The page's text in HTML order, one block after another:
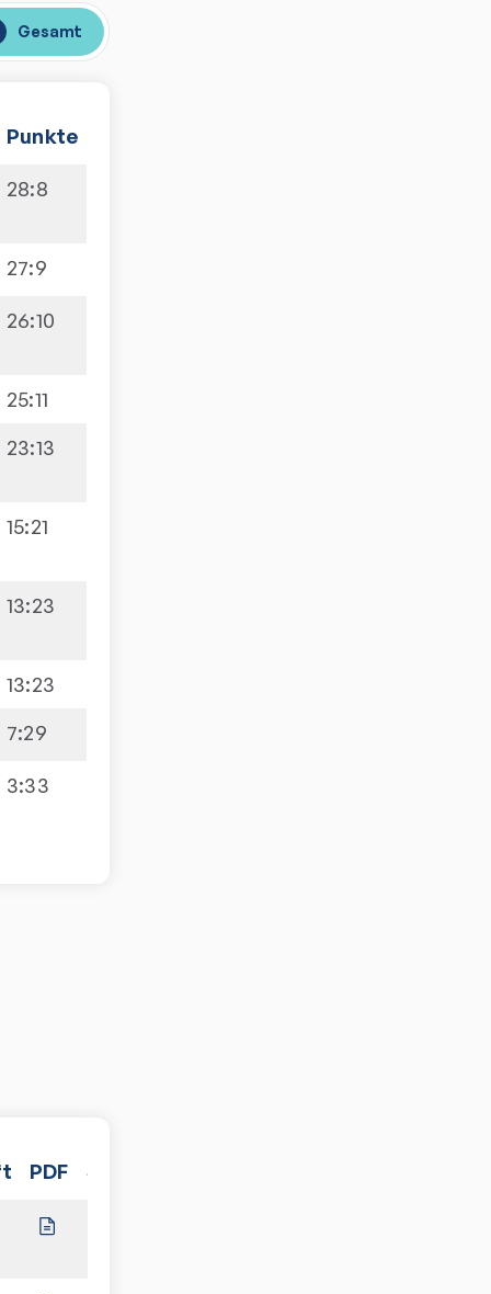
Gesamt
Punkte
28:8
27:9
26:10
25:11
23:13
15:21
13:23
13:23
7:29
3:33
PDF Spiele